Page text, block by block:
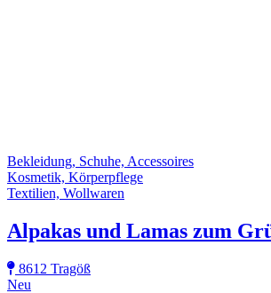
Bekleidung, Schuhe, Accessoires
Kosmetik, Körperpflege
Textilien, Wollwaren
Alpakas und Lamas zum
8612 Tragöß
Neu